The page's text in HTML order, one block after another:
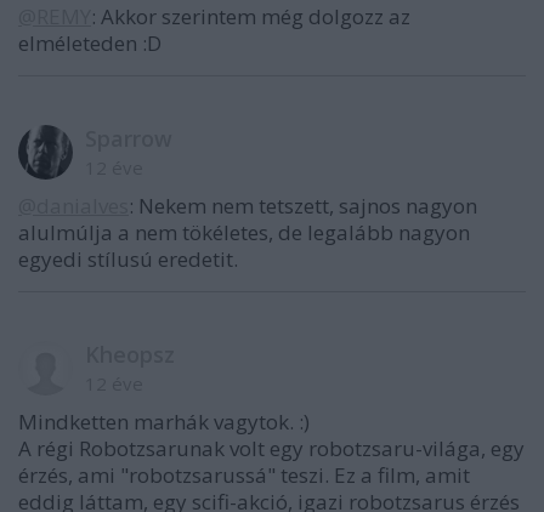
: Akkor szerintem még dolgozz az
elméleteden :D
: Nekem nem tetszett, sajnos nagyon
alulmúlja a nem tökéletes, de legalább nagyon
egyedi stílusú eredetit.
Mindketten marhák vagytok. :)
A régi Robotzsarunak volt egy robotzsaru-világa, egy
érzés, ami "robotzsarussá" teszi. Ez a film, amit
eddig láttam, egy scifi-akció, igazi robotzsarus érzés